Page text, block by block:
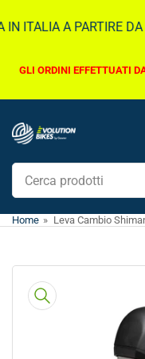
direttamente
contenuti
ITALIA A PARTIRE DA
GLI ORDINI EFFETTUATI
Cerca
prodotti
Home » Leva Cambio
direttamente